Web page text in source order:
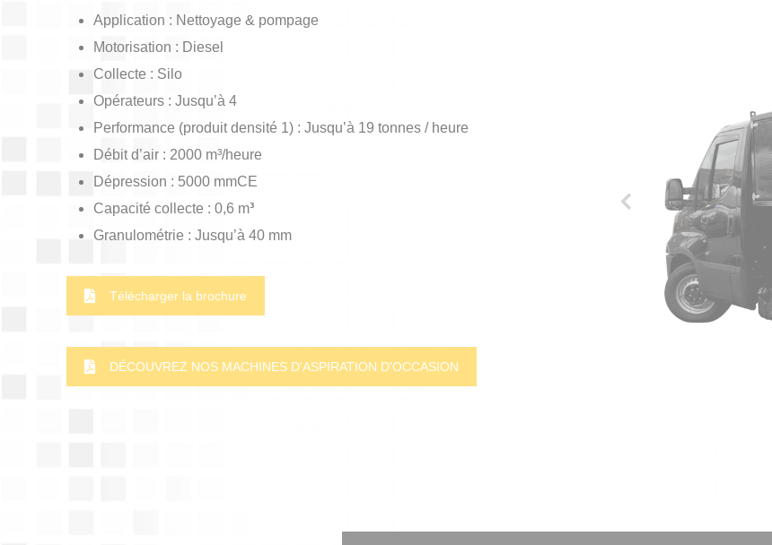
Application : Nettoyage & pompage
Motorisation : Diesel
Collecte : Silo
Opérateurs : Jusqu’à 4
Performance (produit densité 1) : Jusqu’à 19 tonnes / heure
Débit d’air : 2000 m³/heure
Dépression : 5000 mmCE
Capacité collecte : 0,6 m³
Granulométrie : Jusqu’à 40 mm
Télécharger la brochure
DÉCOUVREZ NOS MACHINES D'ASPIRATION D'OCCASION